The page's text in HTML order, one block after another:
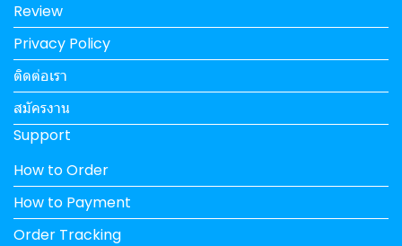
Review
Privacy Policy
ติดต่อเรา
สมัครงาน
Support
How to Order
How to Payment
Order Tracking